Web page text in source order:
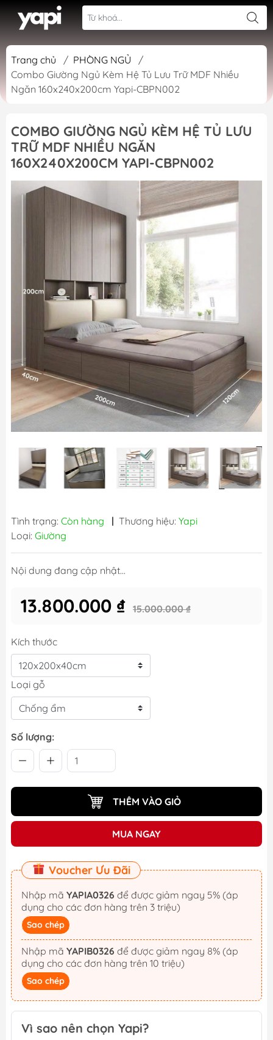
Trang chủ / PHÒNG NGỦ
/
Combo Giường Ngủ Kèm Hệ Tủ Lưu Trữ MDF Nhiều
Ngăn 160x240x200cm Yapi-CBPN002
COMBO GIƯỜNG NGỦ KÈM HỆ TỦ LƯU
TRỮ MDF NHIỀU NGĂN
160X240X200CM YAPI-CBPN002
Tình trạng: Còn hàng | Thương hiệu: Yapi
Loại: Giường
Nội dung đang cập nhật...
13.800.000 ₫ 15.000.000 ₫
Kích thước
Loại gỗ
Số lượng:
THÊM VÀO GIỎ
MUA NGAY
Voucher Ưu Đãi
Nhập mã YAPIA0326
dụng cho các đơn hàng trên 3 triệu)
Sao chép
Nhập mã YAPIB0326
dụng cho các đơn hàng trên 10 triệu)
Sao chép
Vì sao nên chọn Yapi?